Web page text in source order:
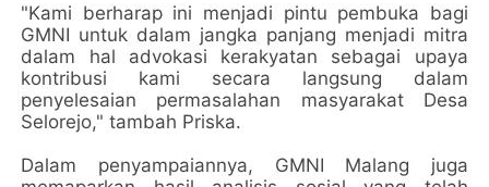
"Kami berharap ini menjadi pintu pembuka bagi
GMNI untuk dalam jangka panjang menjadi mitra
dalam hal advokasi kerakyatan sebagai upaya
kontribusi kami secara langsung dalam
penyelesaian permasalahan masyarakat Desa
Selorejo," tambah Priska.
Dalam penyampaiannya, GMNI Malang juga